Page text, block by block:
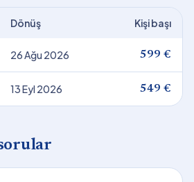
Dönüş Kişi başı
26 Ağu 2026 599 €
13 Eyl 2026 549 €